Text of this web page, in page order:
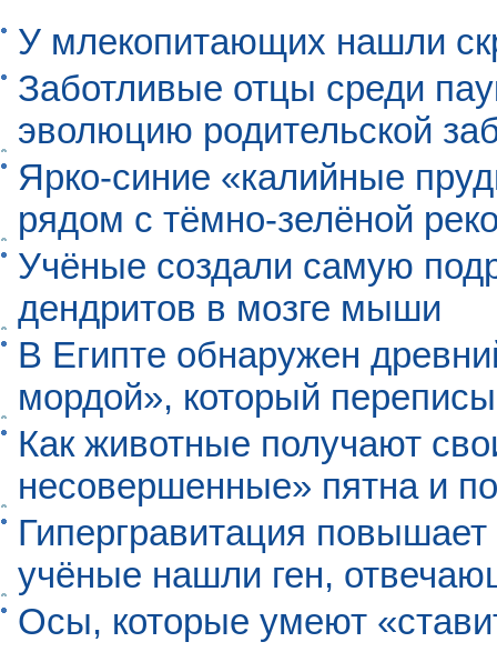
У млекопитающих нашли
Заботливые отцы среди
эволюцию родительской
Ярко-синие «калийные
рядом с тёмно-зелёной
Учёные создали самую
дендритов в мозге мыши
В Египте обнаружен
мордой», который
Как животные получают
несовершенные» пятна и
Гипергравитация
учёные нашли ген,
Осы, которые умеют